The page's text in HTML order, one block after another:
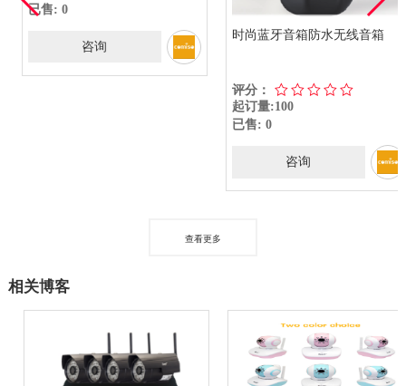
已售: 0
咨询
时尚蓝牙音箱防水无线音箱
评分：
起订量:100
已售: 0
咨询
查看更多
相关博客